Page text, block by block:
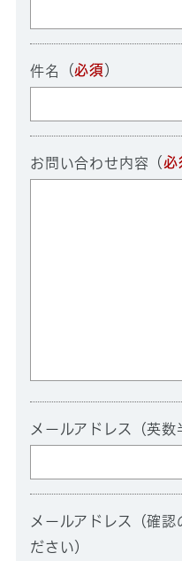
件名 （必須 ）
お問い合わせ内容 （必
メールアドレス（英数
メールアドレス（確認
ださい）